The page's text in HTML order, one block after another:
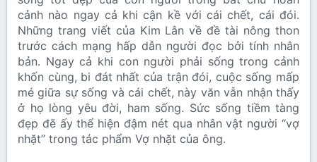
cảnh nào ngay cả khi cận kề với cái chết, cái đói.
Những trang viết của Kim Lân về đề tài nông thon
trước cách mạng hấp dẫn người đọc bởi tính nhân
bản. Ngay cả khi con người phải sống trong cảnh
khốn cùng, bi đát nhất của trận đói, cuộc sống mấp
mé giữa sự sống và cái chết, này văn vẫn nhận thấy
ở họ lòng yêu đời, ham sống. Sức sống tiềm tàng
đẹp đẽ ấy thể hiện đậm nét qua nhân vật người “vợ
nhặt” trong tác phẩm Vợ nhặt của ông.